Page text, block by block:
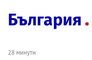
България
28 минути